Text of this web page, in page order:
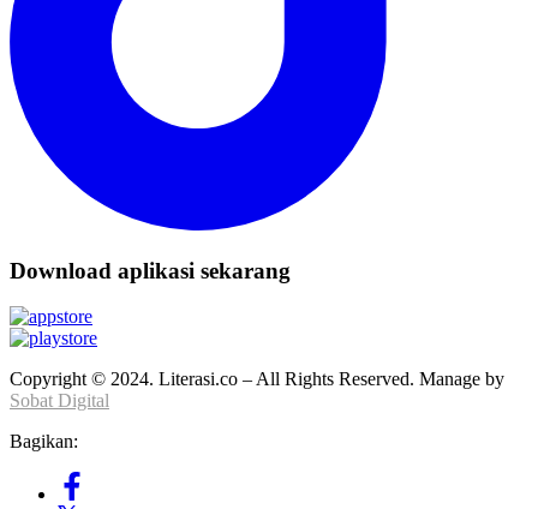
Download aplikasi sekarang
Copyright © 2024. Literasi.co – All Rights Reserved. Manage by
Sobat Digital
Bagikan: